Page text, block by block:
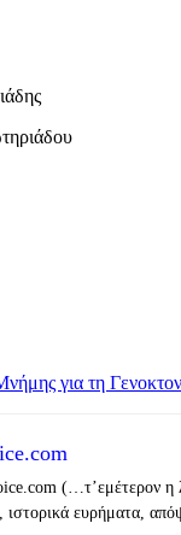
για τη
(…τ’εμέτερον η
ιστορικά ευρήματα,